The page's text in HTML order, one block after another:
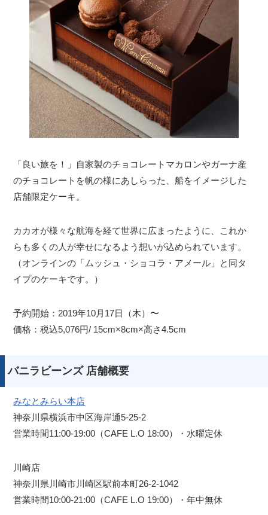
「良い旅を！」自家製のチョコレートマカロンやガーナ産
のチョコレートを帆の様にあしらった、船をイメージした
店舗限定ケーキ。
カカオが様々な航海を経て世界に広まったように、これか
らも多くの人が幸せになるよう想いが込められています。
（オンラインの「ムッシュ・ショコラ・アメール」と同タ
イプのケーキです。）
予約開始：2019年10月17日（木）〜
価格：税込5,076円/ 15cm×8cm×高さ4.5cm
バニラビーンズ 店舗概要
みなとみらい本店
神奈川県横浜市中区海岸通5-25-2
営業時間11:00-19:00（CAFE L.O 18:00）・水曜定休
川崎店
神奈川県川崎市川崎区駅前本町26-2-1042
営業時間10:00-21:00（CAFE L.O 19:00）・年中無休